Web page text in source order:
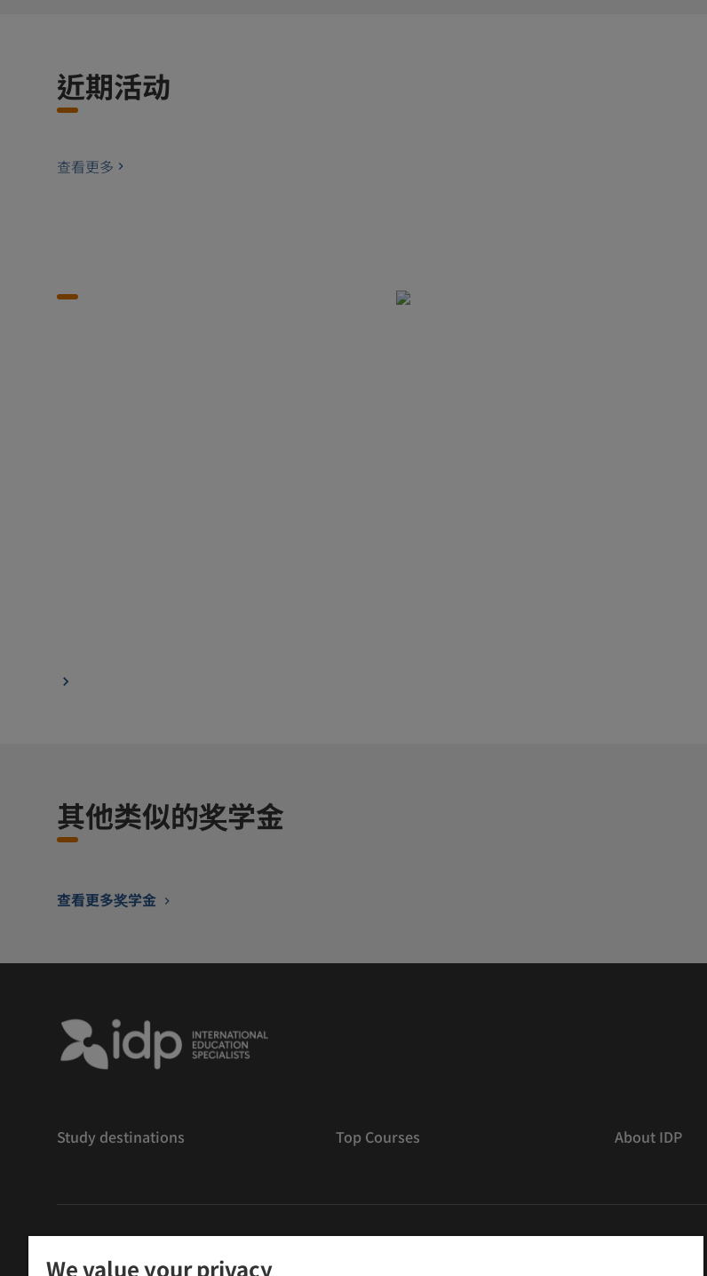
近期活动
查看更多
其他类似的奖学金
查看更多奖学金
Study destinations Top Courses About IDP
We value your privacy